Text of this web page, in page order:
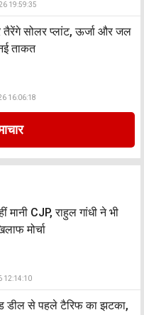
19:59:35
तैरेंगे सोलर प्लांट, ऊर्जा और जल
ताकत
16:06:18
CJP, राहुल गांधी ने भी
मोर्चा
12:14:10
डील से पहले टैरिफ का झटका,